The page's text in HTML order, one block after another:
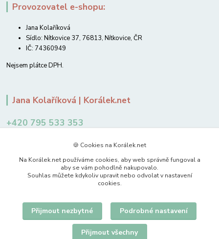
Provozovatel e-shopu:
Jana Kolaříková
Sídlo: Nítkovice 37, 76813, Nítkovice, ČR
IČ: 74360949
Nejsem plátce DPH.
Jana Kolaříková | Korálek.net
+420 795 533 353
Upravit sběr cookies.
🍪 Cookies na Korálek.net
Na Korálek.net používáme cookies, aby web správně fungoval a
aby se vám pohodlně nakupovalo.
Souhlas můžete kdykoliv upravit nebo odvolat v nastavení
cookies.
Přijmout nezbytné Podrobné nastavení
Přijmout všechny